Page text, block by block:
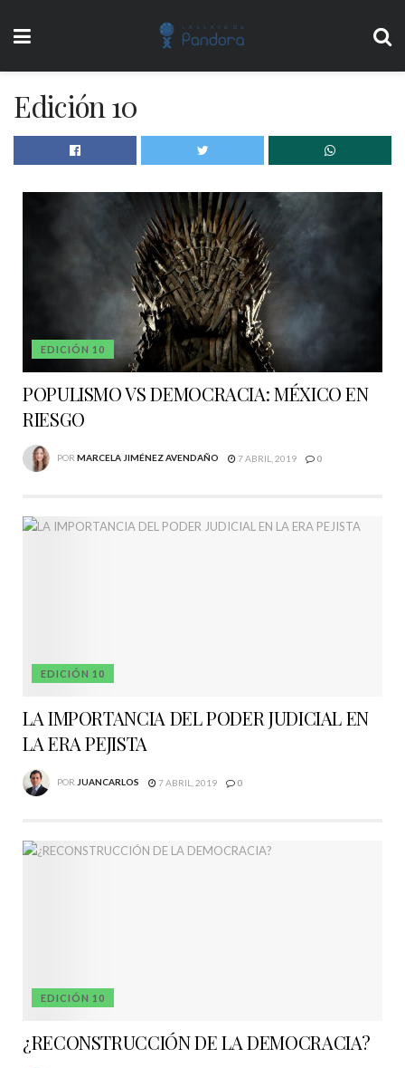
Edición 10
EDICIÓN 10
POPULISMO VS DEMOCRACIA: MÉXICO EN
RIESGO
POR MARCELA JIMÉNEZ AVENDAÑO 7 ABRIL, 2019 0
EDICIÓN 10
LA IMPORTANCIA DEL PODER JUDICIAL EN
LA ERA PEJISTA
POR JUANCARLOS 7 ABRIL, 2019 0
EDICIÓN 10
¿RECONSTRUCCIÓN DE LA DEMOCRACIA?